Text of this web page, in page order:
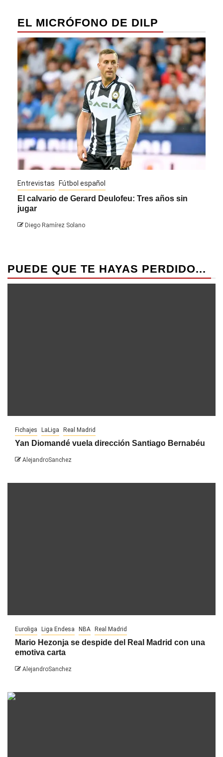
EL MICRÓFONO DE DILP
Entrevistas Fútbol español
El calvario de Gerard Deulofeu: Tres años sin
jugar
Diego Ramírez Solano
PUEDE QUE TE HAYAS PERDIDO...
Fichajes LaLiga Real Madrid
Yan Diomandé vuela dirección Santiago Bernabéu
AlejandroSanchez
Euroliga Liga Endesa NBA Real Madrid
Mario Hezonja se despide del Real Madrid con una
emotiva carta
AlejandroSanchez